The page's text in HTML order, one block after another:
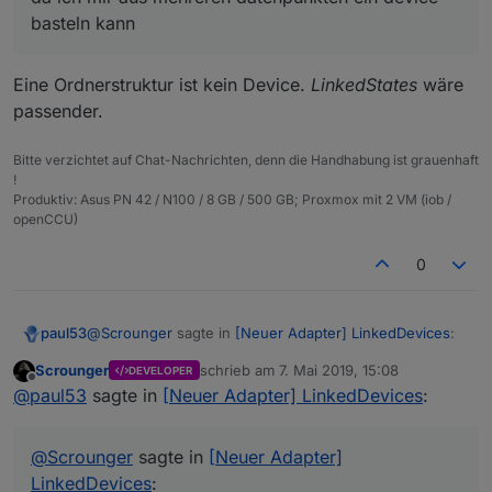
basteln kann
Eine Ordnerstruktur ist kein Device. LinkedStates wäre
passender.
Bitte verzichtet auf Chat-Nachrichten, denn die Handhabung ist grauenhaft
!
Produktiv: Asus PN 42 / N100 / 8 GB / 500 GB; Proxmox mit 2 VM (iob /
openCCU)
0
paul53@Scrounger sagte in [Neuer Adapter] LinkedDevices:
auf debug, starte ihn neu und poste das log.
linkeddevices.0	2019-05-07 16:48:01.066
linkeddevices.0	2019-05-07 16:47:58.873
Offline
Scrounger DEVELOPER schrieb am 7. Mai 2019, 15:08
zuletzt editiert von
@paul53 sagte in [Neuer Adapter] LinkedDevices:
@Scrounger sagte in [Neuer Adapter]
LinkedDevices: